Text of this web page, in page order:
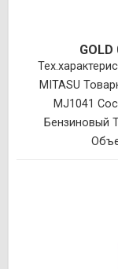
MITASU
MJ1041
Бензиновый